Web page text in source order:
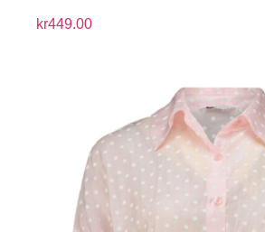
kr449.00